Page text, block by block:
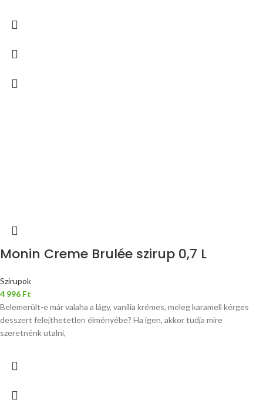
Monin Creme Brulée szirup 0,7 L
Szirupok
4 996 Ft
Belemerült-e már valaha a lágy, vanília krémes, meleg karamell kérges
desszert felejthetetlen élményébe? Ha igen, akkor tudja mire
szeretnénk utalni,